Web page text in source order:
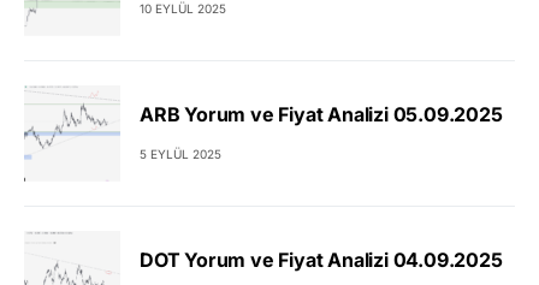
10 EYLÜL 2025
ARB Yorum ve Fiyat Analizi 05.09.2025
5 EYLÜL 2025
DOT Yorum ve Fiyat Analizi 04.09.2025